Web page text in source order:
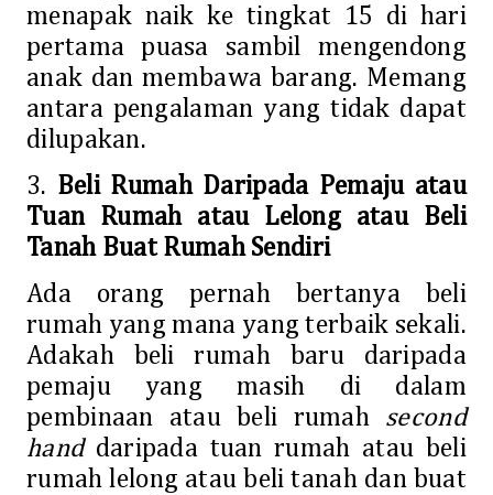
menapak naik ke tingkat 15 di hari
pertama puasa sambil mengendong
anak dan membawa barang. Memang
antara pengalaman yang tidak dapat
dilupakan.
3. Beli Rumah Daripada Pemaju atau
Tuan Rumah atau Lelong atau Beli
Tanah Buat Rumah Sendiri
Ada orang pernah bertanya beli
rumah yang mana yang terbaik sekali.
Adakah beli rumah baru daripada
pemaju yang masih di dalam
pembinaan atau beli rumah second
handdaripada tuan rumah atau beli
rumah lelong atau beli tanah dan buat